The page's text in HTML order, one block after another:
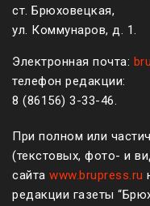
ст. Брюховецкая,
ул. Коммунаров, д. 1.
Электронная почта:
телефон редакции:
8 (861 56) 3-33-46.
При полном или
(текстовых, фото- и
сайта www.brupress.ru
редакции газеты